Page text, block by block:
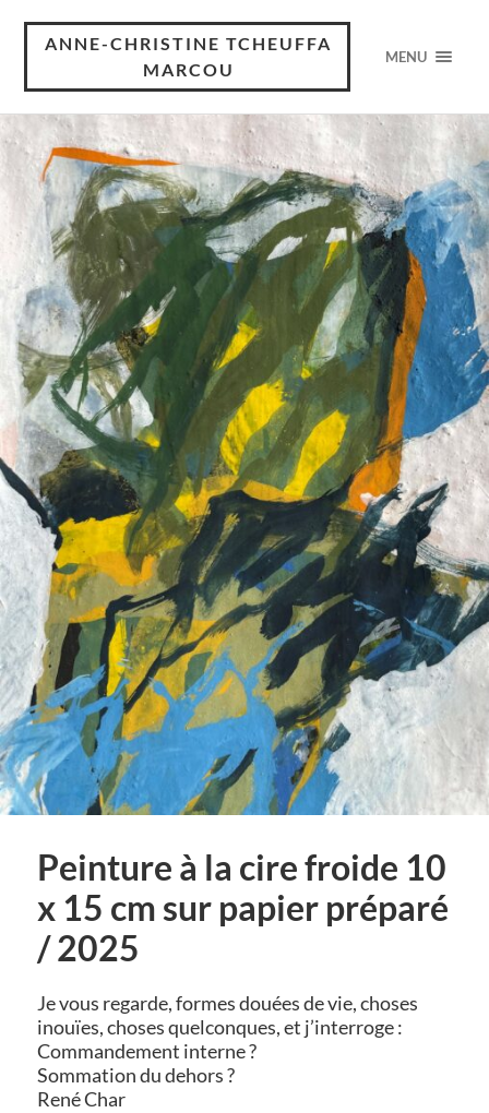
ANNE-CHRISTINE TCHEUFFA
MARCOU
MENU
Peinture à la cire froide 10
x 15 cm sur papier préparé
/ 2025
Je vous regarde, formes douées de vie, choses
inouïes, choses quelconques, et j’interroge :
Commandement interne ?
Sommation du dehors ?
René Char